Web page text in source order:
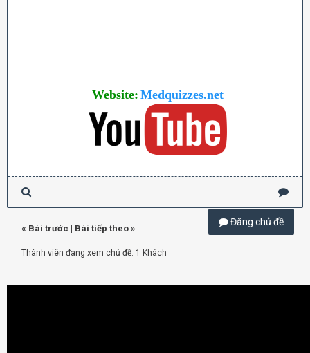
Website: Medquizzes.net
Đăng chủ đề
« Bài trước | Bài tiếp theo »
Thành viên đang xem chủ đề: 1 Khách